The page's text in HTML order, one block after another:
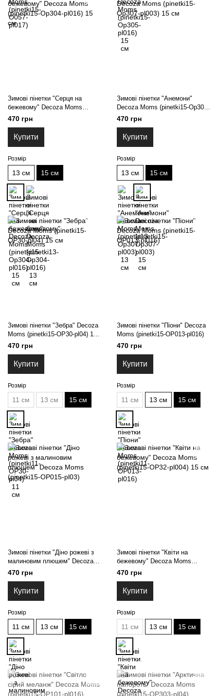
Зимові пінетки "Серця на
бежевому" Decoza Moms
(pinetki15-Op304-pl016) 15 см
470 грн
Купити
Розмір
13 см 15 см
Зимові пінетки "Анемони"
Decoza Moms (pinetki15-Op307-
pl003) 15 см
470 грн
Купити
Розмір
13 см 15 см
Зимові пінетки "Зебра" Decoza
Moms (pinetki15-OP30-pl04) 15
см
470 грн
Купити
Розмір
11 см 13 см 15 см
Зимові пінетки "Піони" Decoza
Moms (pinetki15-ОР013-pl016)
470 грн
Купити
Розмір
11 см 13 см 15 см
Зимові пінетки "Діно рожеві з
малиновим плюшем" Decoza
Moms (pinetki15-OP015-pl03)
470 грн
Купити
Розмір
11 см 13 см 15 см
Зимові пінетки "Квіти на
бежевому" Decoza Moms
(pinetki15-OP32-pl004) 15 см
470 грн
Купити
Розмір
11 см 13 см 15 см